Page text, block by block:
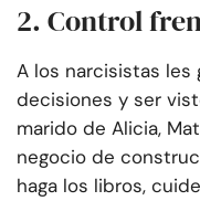
2. Control
A los narcisistas
decisiones y ser
marido de Alicia,
negocio de
haga los libros,